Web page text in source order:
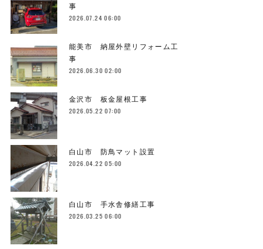
事
2026.07.24 06:00
能美市 納屋外壁リフォーム工
事
2026.06.30 02:00
金沢市 板金屋根工事
2026.05.22 07:00
白山市 防鳥マット設置
2026.04.22 05:00
白山市 手水舎修繕工事
2026.03.25 06:00